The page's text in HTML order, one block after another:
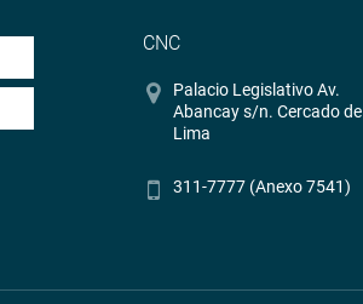
CNC
Palacio Legislativo Av.
Abancay s/n. Cercado de
Lima
311-7777 (Anexo 7541)